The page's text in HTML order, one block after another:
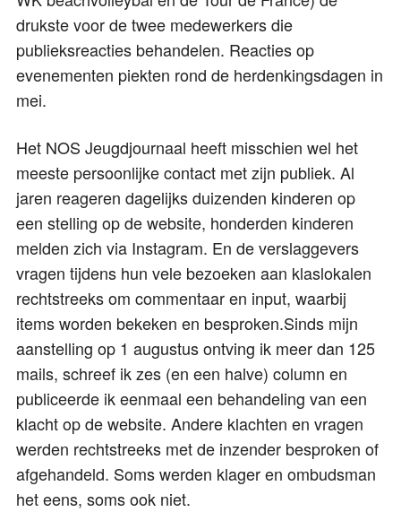
drukste voor de twee medewerkers die
publieksreacties behandelen. Reacties op
evenementen piekten rond de herdenkingsdagen in
mei.
Het NOS Jeugdjournaal heeft misschien wel het
meeste persoonlijke contact met zijn publiek. Al
jaren reageren dagelijks duizenden kinderen op
een stelling op de website, honderden kinderen
melden zich via Instagram. En de verslaggevers
vragen tijdens hun vele bezoeken aan klaslokalen
rechtstreeks om commentaar en input, waarbij
items worden bekeken en besproken.Sinds mijn
aanstelling op 1 augustus ontving ik meer dan 125
mails, schreef ik zes (en een halve) column en
publiceerde ik eenmaal een behandeling van een
klacht op de website. Andere klachten en vragen
werden rechtstreeks met de inzender besproken of
afgehandeld. Soms werden klager en ombudsman
het eens, soms ook niet.